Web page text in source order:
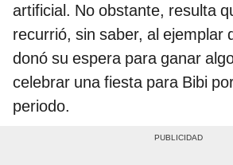
artificial. No obstante, resulta
recurrió, sin saber, al ejemplar
donó su espera para ganar
celebrar una fiesta para Bibi
periodo.